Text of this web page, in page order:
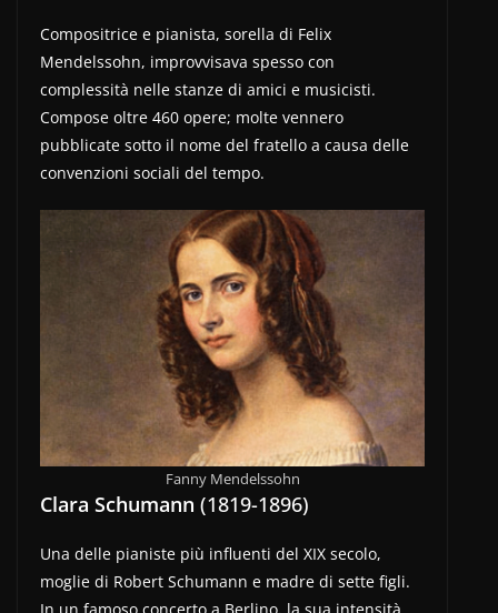
Compositrice e pianista, sorella di Felix
Mendelssohn, improvvisava spesso con
complessità nelle stanze di amici e musicisti.
Compose oltre 460 opere; molte vennero
pubblicate sotto il nome del fratello a causa delle
convenzioni sociali del tempo.
Fanny Mendelssohn
Clara Schumann (1819-1896)
Una delle pianiste più influenti del XIX secolo,
moglie di Robert Schumann e madre di sette figli.